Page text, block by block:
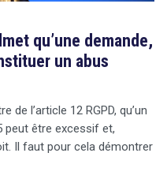
qu’une demande,
un abus
l’article 12 RGPD, qu’un
peut être excessif et,
Il faut pour cela démontrer